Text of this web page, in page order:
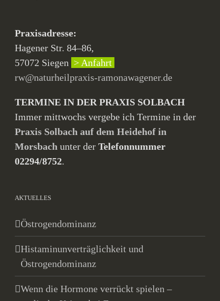
Praxisadresse:
Hagener Str. 84–86,
57072 Siegen > Anfahrt
rw@naturheilpraxis-ramonawagener.de
TERMINE IN DER PRAXIS SOLBACH
Immer mittwochs vergebe ich Termine in der
Praxis Solbach auf dem Heidehof in
Morsbach unter der Telefonnummer
02294/8752.
AKTUELLES
Östrogendominanz
Histaminunverträglichkeit und
Östrogendominanz
Wenn die Hormone verrückt spielen –